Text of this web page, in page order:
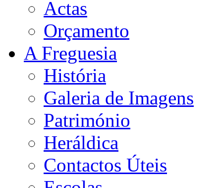
Actas
Orçamento
A Freguesia
História
Galeria de Imagens
Património
Heráldica
Contactos Úteis